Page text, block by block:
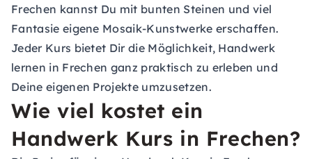
Frechen kannst Du mit bunten Steinen und viel
Fantasie eigene Mosaik-Kunstwerke erschaffen.
Jeder Kurs bietet Dir die Möglichkeit, Handwerk
lernen in Frechen ganz praktisch zu erleben und
Deine eigenen Projekte umzusetzen.
Wie viel kostet ein
Handwerk Kurs in Frechen?